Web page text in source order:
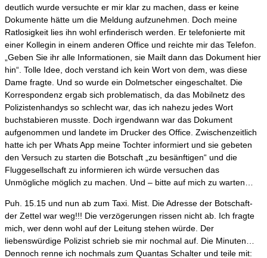
deutlich wurde versuchte er mir klar zu machen, dass er keine
Dokumente hätte um die Meldung aufzunehmen. Doch meine
Ratlosigkeit lies ihn wohl erfinderisch werden. Er telefonierte mit
einer Kollegin in einem anderen Office und reichte mir das Telefon.
„Geben Sie ihr alle Informationen, sie Mailt dann das Dokument hier
hin“. Tolle Idee, doch verstand ich kein Wort von dem, was diese
Dame fragte. Und so wurde ein Dolmetscher eingeschaltet. Die
Korrespondenz ergab sich problematisch, da das Mobilnetz des
Polizistenhandys so schlecht war, das ich nahezu jedes Wort
buchstabieren musste. Doch irgendwann war das Dokument
aufgenommen und landete im Drucker des Office. Zwischenzeitlich
hatte ich per Whats App meine Tochter informiert und sie gebeten
den Versuch zu starten die Botschaft „zu besänftigen“ und die
Fluggesellschaft zu informieren ich würde versuchen das
Unmögliche möglich zu machen. Und – bitte auf mich zu warten…
Puh. 15.15 und nun ab zum Taxi. Mist. Die Adresse der Botschaft-
der Zettel war weg!!! Die verzögerungen rissen nicht ab. Ich fragte
mich, wer denn wohl auf der Leitung stehen würde. Der
liebenswürdige Polizist schrieb sie mir nochmal auf. Die Minuten…
Dennoch renne ich nochmals zum Quantas Schalter und teile mit: